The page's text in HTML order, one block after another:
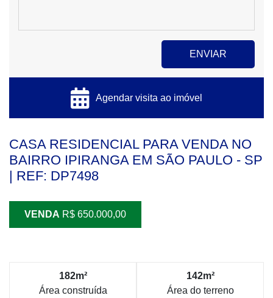
Agendar visita ao imóvel
CASA RESIDENCIAL PARA VENDA NO
BAIRRO IPIRANGA EM SÃO PAULO - SP
| REF: DP7498
VENDA R$ 650.000,00
182m²
Área construída
142m²
Área do terreno